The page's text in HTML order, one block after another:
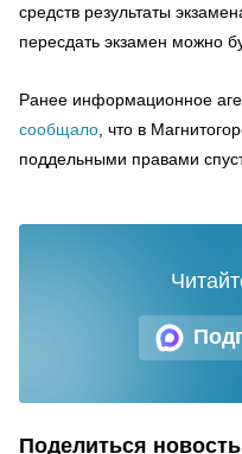
средств результаты
пересдать экзамен можно
Ранее информационное
сообщало , что в
поддельными правами
Поделиться